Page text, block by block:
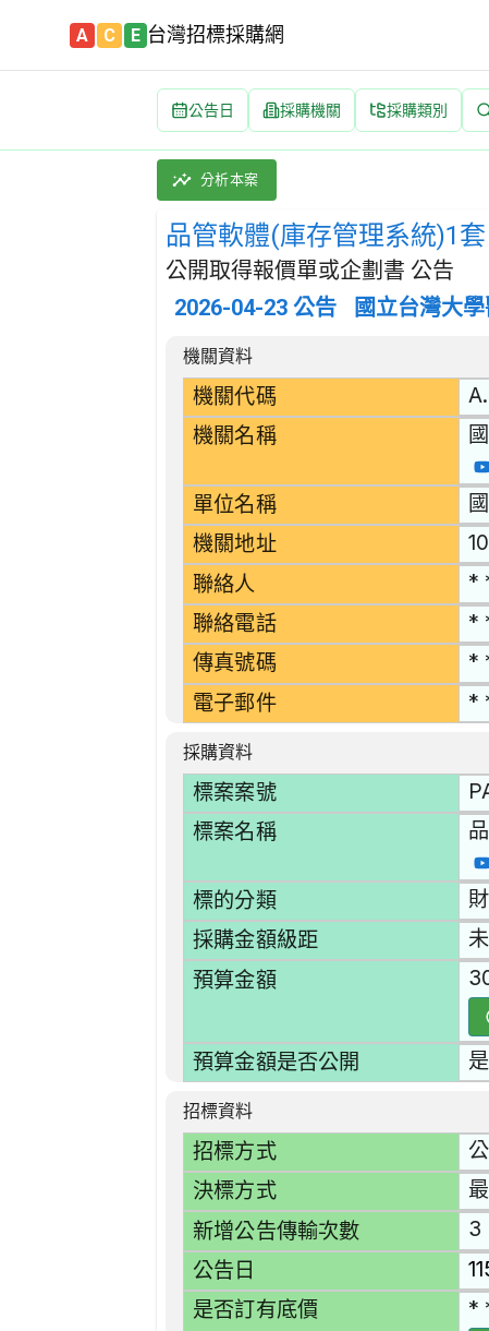
A C E 台灣招標採購網
公告日 採購機關 採購類別
品管軟體(庫存管理系統)1套 招標公告 | 案
採購類別：財物類 醫療,外科及矯形設備
分析本案
品管軟體(庫存管理系統)1套
公開取得報價單或企劃書 公告
2026-04-23 公告 國立台灣大
招標公告詳細內容
機關資料
機關代碼
機關名稱
單位名稱
機關地址
聯絡人 *
聯絡電話 *
傳真號碼 *
電子郵件 *
採購資料
標案案號
標案名稱
標的分類
採購金額級距
預算金額
預算金額是否公開 是
招標資料
招標方式
決標方式
新增公告傳輸次數 3
公告日
是否訂有底價 *